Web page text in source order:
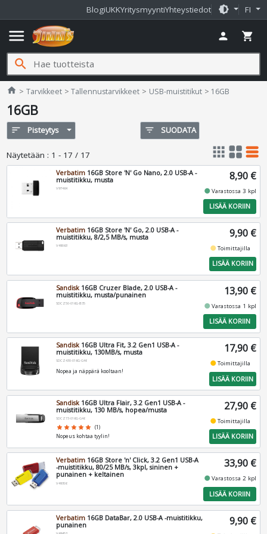
BlogiUKKYritysmyyntiYhteystiedot brightness_medium FI
menu person shopping_cart
search
home Jimms.fi
Tarvikkeet Tallennustarvikkeet USB-muistitikut 16GB
16GB
sort Pisteytys filter_list SUODATA
Näytetään : 1 - 17 / 17 apps grid_view table_rows
Verbatim 16GB Store 'N' Go Nano, 2.0 USB-A -
muistitikku, musta
V97464
8,90 €
fiber_manual_recordVarastossa 3 kpl
LISÄÄ KORIIN
Verbatim 16GB Store 'N' Go, 2.0 USB-A -
muistitikku, 8/2,5 MB/s, musta
V49063
9,90 €
fiber_manual_recordToimittajilla
LISÄÄ KORIIN
Sandisk 16GB Cruzer Blade, 2.0 USB-A -
muistitikku, musta/punainen
SDCZ50-016G-B35
13,90 €
fiber_manual_recordVarastossa 1 kpl
LISÄÄ KORIIN
Sandisk16GB Ultra Fit, 3.2 Gen1 USB-A -
muistitikku, 130MB/s, musta
SDCZ430-016G-G46
Nopea ja näppärä kooltaan!
17,90 €
fiber_manual_recordToimittajilla
LISÄÄ KORIIN
Sandisk 16GB Ultra Flair, 3.2 Gen1 USB-A -
muistitikku, 130 MB/s, hopea/musta
SDCZ73-016G-G46
star star star star star (1)
Nopeus kohtaa tyylin!
27,90 €
fiber_manual_recordToimittajilla
LISÄÄ KORIIN
Verbatim 16GB Store 'n' Click, 3.2 Gen1 USB-A
-muistitikku, 80/25 MB/s, 3kpl, sininen +
punainen + keltainen
V49306
33,90 €
fiber_manual_recordVarastossa 2 kpl
LISÄÄ KORIIN
Verbatim 16GB DataBar, 2.0 USB-A -muistitikku,
punainen
9,90 €